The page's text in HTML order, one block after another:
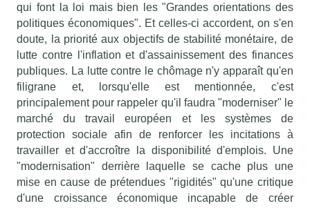
qui font la loi mais bien les "Grandes orientations des
politiques économiques". Et celles-ci accordent, on s'en
doute, la priorité aux objectifs de stabilité monétaire, de
lutte contre l'inflation et d'assainissement des finances
publiques. La lutte contre le chômage n'y apparaît qu'en
filigrane et, lorsqu'elle est mentionnée, c'est
principalement pour rappeler qu'il faudra "moderniser" le
marché du travail européen et les systèmes de
protection sociale afin de renforcer les incitations à
travailler et d'accroître la disponibilité d'emplois. Une
"modernisation" derrière laquelle se cache plus une
mise en cause de prétendues "rigidités" qu'une critique
d'une croissance économique incapable de créer